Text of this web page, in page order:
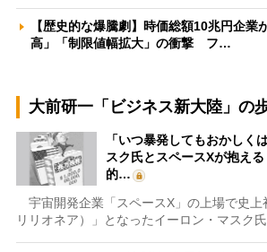
【歴史的な爆騰劇】時価総額10兆円企業
高」「制限値幅拡大」の衝撃 フ…
大前研一「ビジネス新大陸」の
「いつ暴発してもおかしく
スク氏とスペースXが抱え
的…
宇宙開発企業「スペースX」の上場で史上
リリオネア）」となったイーロン・マスク